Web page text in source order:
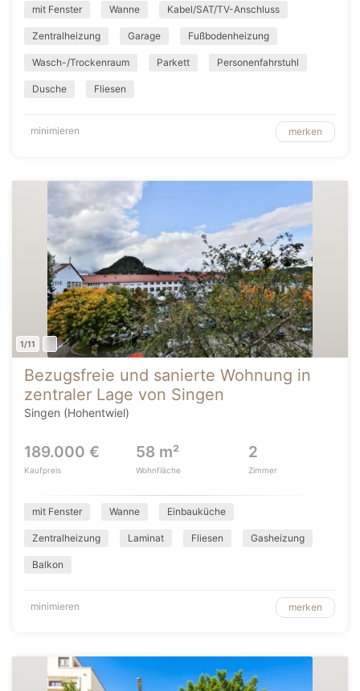
mit Fenster Wanne Kabel/SAT/TV-Anschluss
Zentralheizung Garage Fußbodenheizung
Wasch-/Trockenraum Parkett Personenfahrstuhl
Dusche Fliesen
minimieren merken
1/11
Bezugsfreie und sanierte Wohnung in
zentraler Lage von Singen
Singen (Hohentwiel)
189.000 €
Kaufpreis
58 m²
Wohnfläche
2
Zimmer
mit Fenster Wanne Einbauküche
Zentralheizung Laminat Fliesen Gasheizung
Balkon
minimieren merken